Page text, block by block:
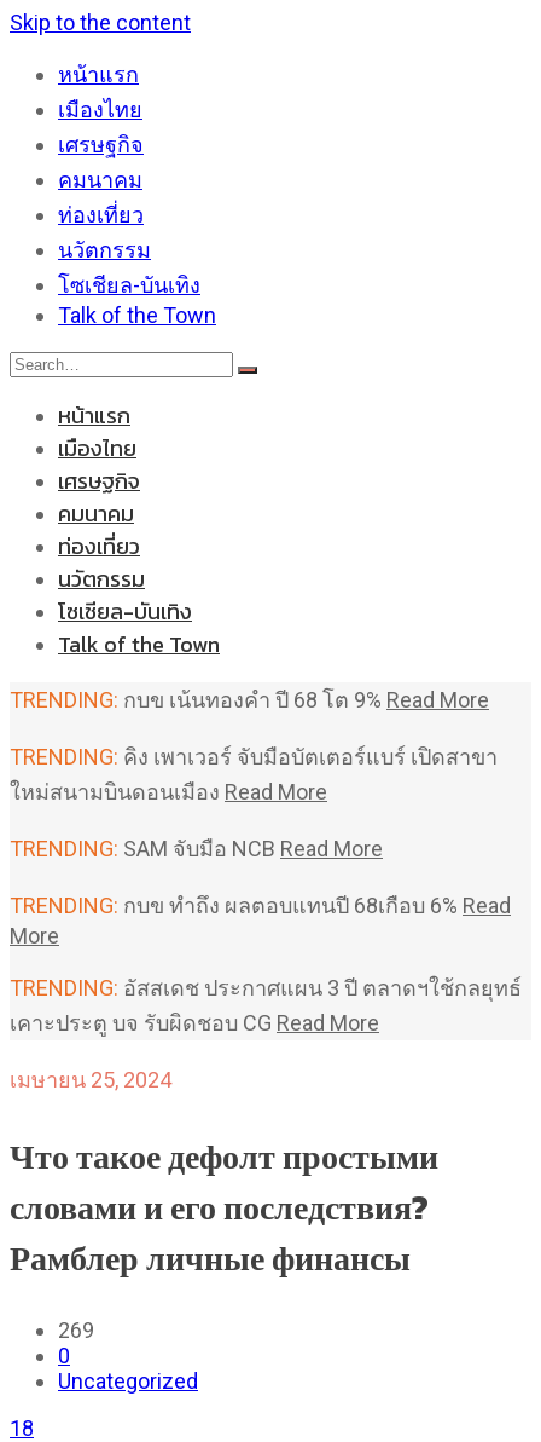
Skip to the content
หน้าแรก
เมืองไทย
เศรษฐกิจ
คมนาคม
ท่องเที่ยว
นวัตกรรม
โซเชียล-บันเทิง
Talk of the Town
หน้าแรก
เมืองไทย
เศรษฐกิจ
คมนาคม
ท่องเที่ยว
นวัตกรรม
โซเชียล-บันเทิง
Talk of the Town
TRENDING: กบข เน้นทองคำ ปี 68 โต 9% Read More
TRENDING: คิง เพาเวอร์ จับมือบัตเตอร์แบร์ เปิดสาขา
ใหม่สนามบินดอนเมือง Read More
TRENDING: SAM จับมือ NCB Read More
TRENDING: กบข ทำถึง ผลตอบแทนปี 68เกือบ 6% Read
More
TRENDING: อัสสเดช ประกาศแผน 3 ปี ตลาดฯใช้กลยุทธ์
เคาะประตู บจ รับผิดชอบ CG Read More
เมษายน 25, 2024
Что такое дефолт простыми
словами и его последствия?
Рамблер личные финансы
269
0
Uncategorized
18